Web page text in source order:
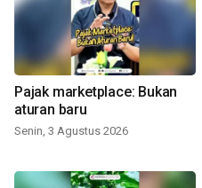
Pajak marketplace: Bukan
aturan baru
Senin, 3 Agustus 2026